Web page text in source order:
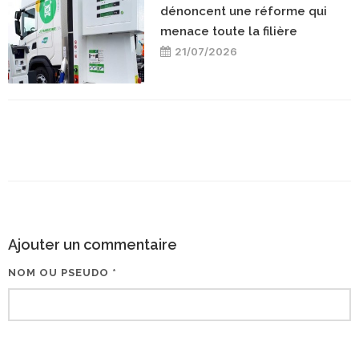
dénoncent une réforme qui
menace toute la filière
21/07/2026
Ajouter un commentaire
NOM OU PSEUDO *